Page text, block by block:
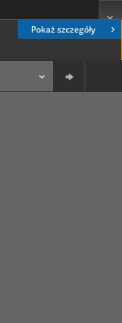
Pokaż szczegóły